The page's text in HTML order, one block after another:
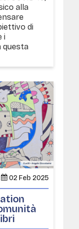
alla
di
i
questa
02 Feb 2025